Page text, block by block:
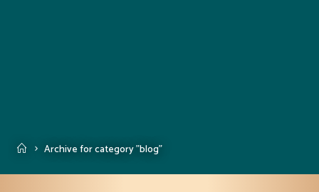
Accueil
Archive for category "blog"